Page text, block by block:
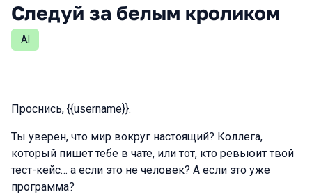
Следуй за белым кроликом
AI
Проснись, {{username}}.
Ты уверен, что мир вокруг настоящий? Коллега,
который пишет тебе в чате, или тот, кто ревьюит твой
тест-кейс… а если это не человек? А если это уже
программа?